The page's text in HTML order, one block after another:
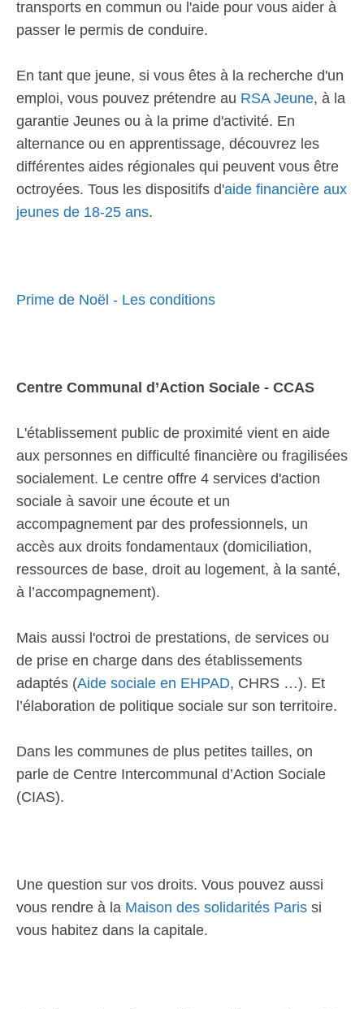
transports en commun ou l'aide pour vous aider à
passer le permis de conduire.
En tant que jeune, si vous êtes à la recherche d'un
emploi, vous pouvez prétendre au RSA Jeune, à la
garantie Jeunes ou à la prime d'activité. En
alternance ou en apprentissage, découvrez les
différentes aides régionales qui peuvent vous être
octroyées. Tous les dispositifs d'aide financière aux
jeunes de 18-25 ans.
Prime de Noël - Les conditions
Centre Communal d’Action Sociale - CCAS
L'établissement public de proximité vient en aide
aux personnes en difficulté financière ou fragilisées
socialement. Le centre offre 4 services d'action
sociale à savoir une écoute et un
accompagnement par des professionnels, un
accès aux droits fondamentaux (domiciliation,
ressources de base, droit au logement, à la santé,
à l’accompagnement).
Mais aussi l'octroi de prestations, de services ou
de prise en charge dans des établissements
adaptés (Aide sociale en EHPAD, CHRS …). Et
l’élaboration de politique sociale sur son territoire.
Dans les communes de plus petites tailles, on
parle de Centre Intercommunal d’Action Sociale
(CIAS).
Une question sur vos droits. Vous pouvez aussi
vous rendre à la Maison des solidarités Paris si
vous habitez dans la capitale.